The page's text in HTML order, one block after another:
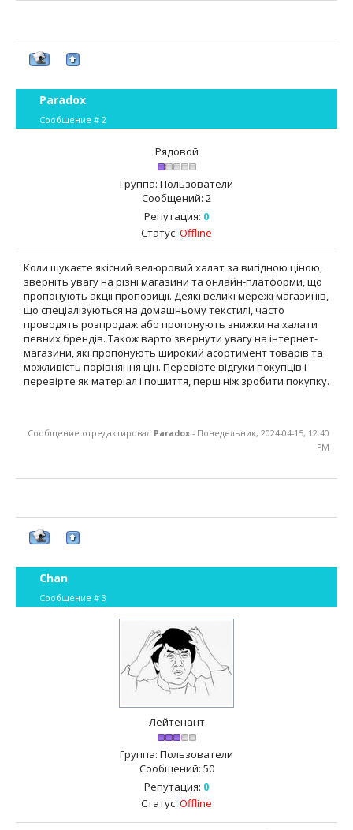
Paradox
Сообщение # 2
Рядовой
Группа: Пользователи
Сообщений: 2
Репутация: 0
Статус: Offline
Коли шукаєте якісний велюровий халат за вигідною ціною,
зверніть увагу на різні магазини та онлайн-платформи, що
пропонують акції пропозиції. Деякі великі мережі магазинів,
що спеціалізуються на домашньому текстилі, часто
проводять розпродаж або пропонують знижки на халати
певних брендів. Також варто звернути увагу на інтернет-
магазини, які пропонують широкий асортимент товарів та
можливість порівняння цін. Перевірте відгуки покупців і
перевірте як матеріал і пошиття, перш ніж зробити покупку.
Сообщение отредактировал Paradox - Понедельник, 2024-04-15, 12:40
PM
Chan
Сообщение # 3
Лейтенант
Группа: Пользователи
Сообщений: 50
Репутация: 0
Статус: Offline